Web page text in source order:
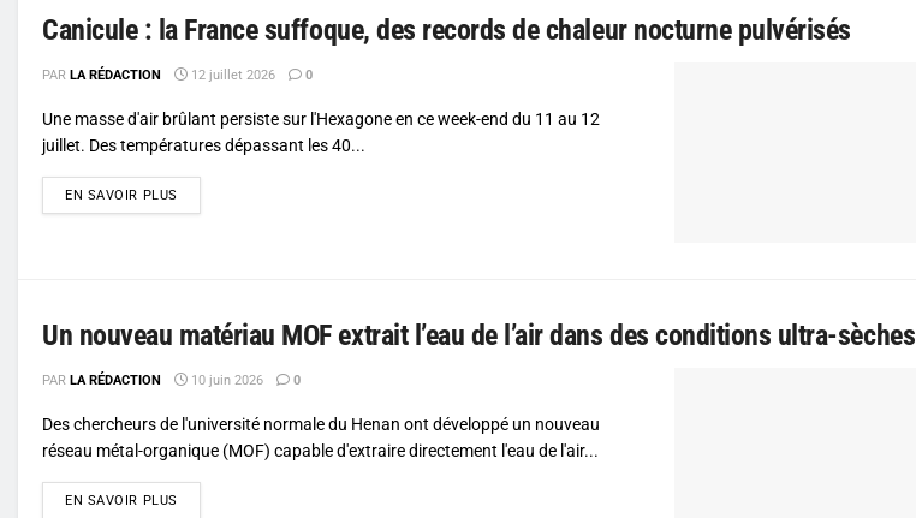
Canicule : la France suffoque, des records de chaleur nocturne pulvérisés
PAR LA RÉDACTION 12 juillet 2026 0
Une masse d'air brûlant persiste sur l'Hexagone en ce week-end du 11 au 12
juillet. Des températures dépassant les 40...
EN SAVOIR PLUS
Un nouveau matériau MOF extrait l’eau de l’air dans des conditions ultra-sèches
PAR LA RÉDACTION 10 juin 2026 0
Des chercheurs de l'université normale du Henan ont développé un nouveau
réseau métal-organique (MOF) capable d'extraire directement l'eau de l'air...
EN SAVOIR PLUS